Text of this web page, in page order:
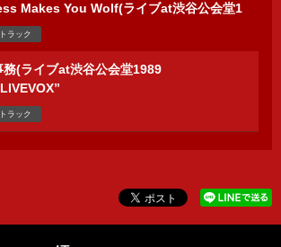
Makes You Wolf(ライブat渋谷公会堂1
ラック
務(ライブat渋谷公会堂1989
ラック